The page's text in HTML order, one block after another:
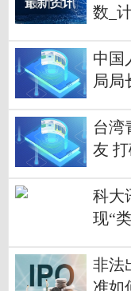
数_
中国
局局
台湾
友
科大
现“
非法
准如